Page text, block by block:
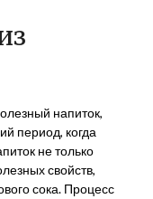
напиток,
период, когда
не только
свойств,
сока. Процесс